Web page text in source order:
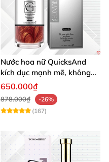
Nước hoa nữ QuicksAnd
kích dục mạnh mẽ, không
mùi, quyến rũ chàng
650.000₫
878.000₫
-26%
(167)